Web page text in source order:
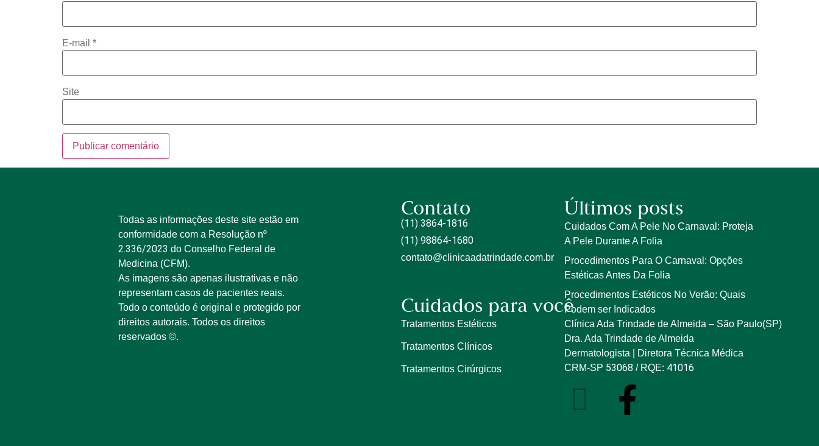
E-mail *
Site
Todas as informações deste site estão em
conformidade com a Resolução nº
2.336/2023 do Conselho Federal de
Medicina (CFM).
As imagens são apenas ilustrativas e não
representam casos de pacientes reais.
Todo o conteúdo é original e protegido por
direitos autorais. Todos os direitos
reservados ©.
Contato
(11) 3864-1816
(11) 98864-1680
contato@clinicaadatrindade.com.br
Cuidados para você
Tratamentos Estéticos
Tratamentos Clínicos
Tratamentos Cirúrgicos
Últimos posts
Cuidados Com A Pele No Carnaval: Proteja
A Pele Durante A Folia
Procedimentos Para O Carnaval: Opções
Estéticas Antes Da Folia
Procedimentos Estéticos No Verão: Quais
Podem ser Indicados
Clínica Ada Trindade de Almeida – São Paulo(SP)
Dra. Ada Trindade de Almeida
Dermatologista | Diretora Técnica Médica
CRM-SP 53068/ RQE: 41016